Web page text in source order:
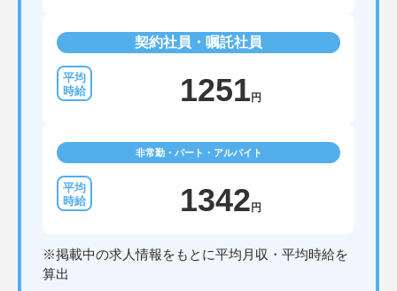
契約社員・嘱託社員
1251 円
非常勤・パート・アルバイト
1342 円
※掲載中の求人情報をもとに平均月収・平均時給を
算出